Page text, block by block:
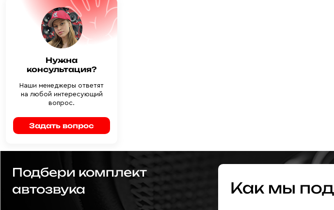
Нужна
консультация?
Наши менеджеры ответят
на любой интересующий
вопрос.
Задать вопрос
Подбери комплект
автозвука
Как мы